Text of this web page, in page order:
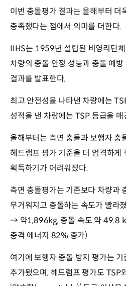
이번 충돌평가 결과는 올해부터 더
충족했다는 점에서 의미를 더한다.
IIHS는 1959년 설립된 비영리단
차량의 충돌 안정 성능과 충돌 예
결과를 발표한다.
최고 안전성을 나타낸 차량에는
성적을 낸 차량에는 TSP 등급을 매
올해부터는 측면 충돌과 보행자 충
헤드램프 평가 기준을 더 엄격하게
획득하기가 어려워졌다.
측면 충돌평가는 기존보다 차량과
무거워지고 충돌하는 속도가 빨라
→ 약1,896kg, 충돌 속도 약
충격 에너지 82% 증가)
여기에 보행자 충돌 방지 평가는
추가됐으며, 헤드램프 평가도 TSP